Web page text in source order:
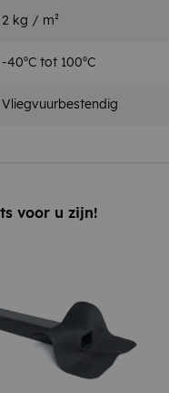
2 kg / m²
-40ºC tot 100ºC
Vliegvuurbestendig
voor u zijn!